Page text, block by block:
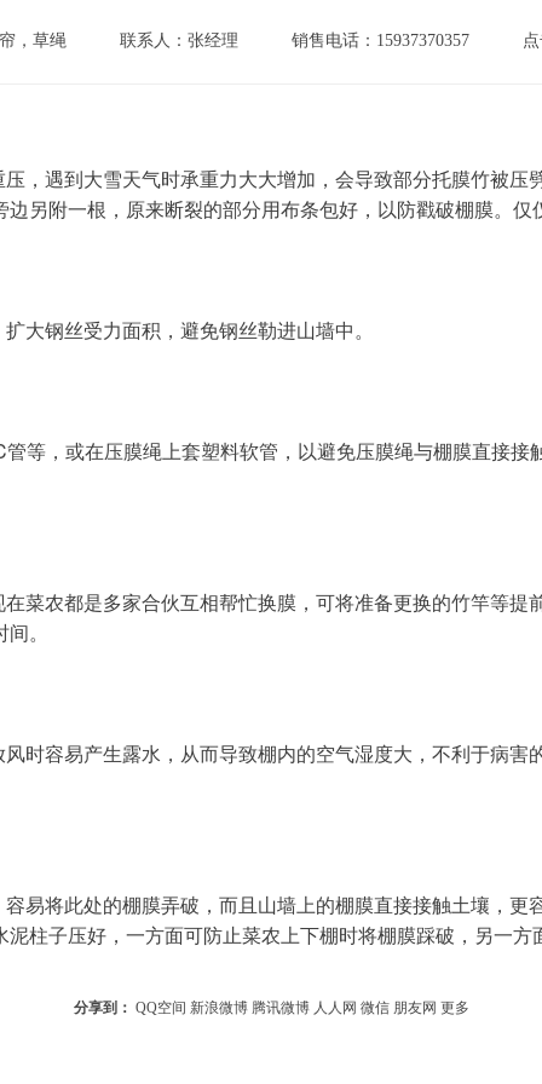
，草绳 联系人：张经理 销售电话：15937370357
另附一根，原来断裂的部分用布条包好，以防戳破棚膜。
大钢丝受力面积，避免钢丝勒进山墙中。
。
柱子压好，一方面可防止菜农上下棚时将棚膜踩破，另一
分享到： QQ空间 新浪微博 腾讯微博 人人网 微信 朋友网 更多